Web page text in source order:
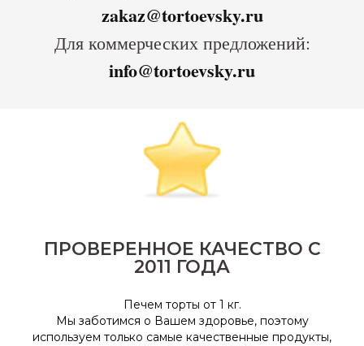
zakaz@tortoevsky.ru
Для коммерческих предложений:
info@tortoevsky.ru
ПРОВЕРЕННОЕ КАЧЕСТВО С
2011 ГОДА
Печем торты от 1 кг.
Мы заботимся о Вашем здоровье, поэтому
используем только самые качественные продукты,